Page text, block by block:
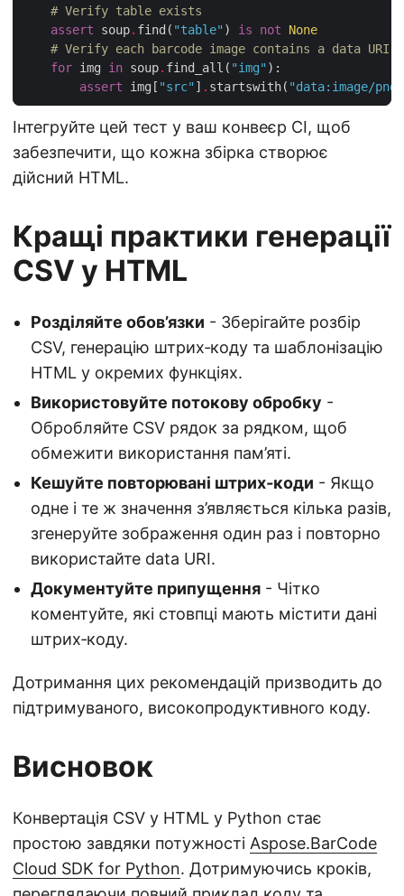
# Verify table exists
assert soup. find( "table" ) is not
None
# Verify each barcode image contains a data URI
for img in soup. find_all( "img"
assert img[ "src" ] . startswith( "data:image/
Інтегруйте цей тест у ваш конвеєр CI, щоб
забезпечити, що кожна збірка створює
дійсний HTML.
Кращі практики генерації
CSV у HTML
Розділяйте обов’язки - Зберігайте розбір
CSV, генерацію штрих‑коду та шаблонізацію
HTML у окремих функціях.
Використовуйте потокову обробку -
Обробляйте CSV рядок за рядком, щоб
обмежити використання пам’яті.
Кешуйте повторювані штрих‑коди - Якщо
одне і те ж значення з’являється кілька разів,
згенеруйте зображення один раз і повторно
використайте data URI.
Документуйте припущення - Чітко
коментуйте, які стовпці мають містити дані
штрих‑коду.
Дотримання цих рекомендацій призводить до
підтримуваного, високопродуктивного коду.
Висновок
Конвертація CSV у HTML у Python стає
простою завдяки потужності Aspose.BarCode
Cloud SDK for Python. Дотримуючись кроків,